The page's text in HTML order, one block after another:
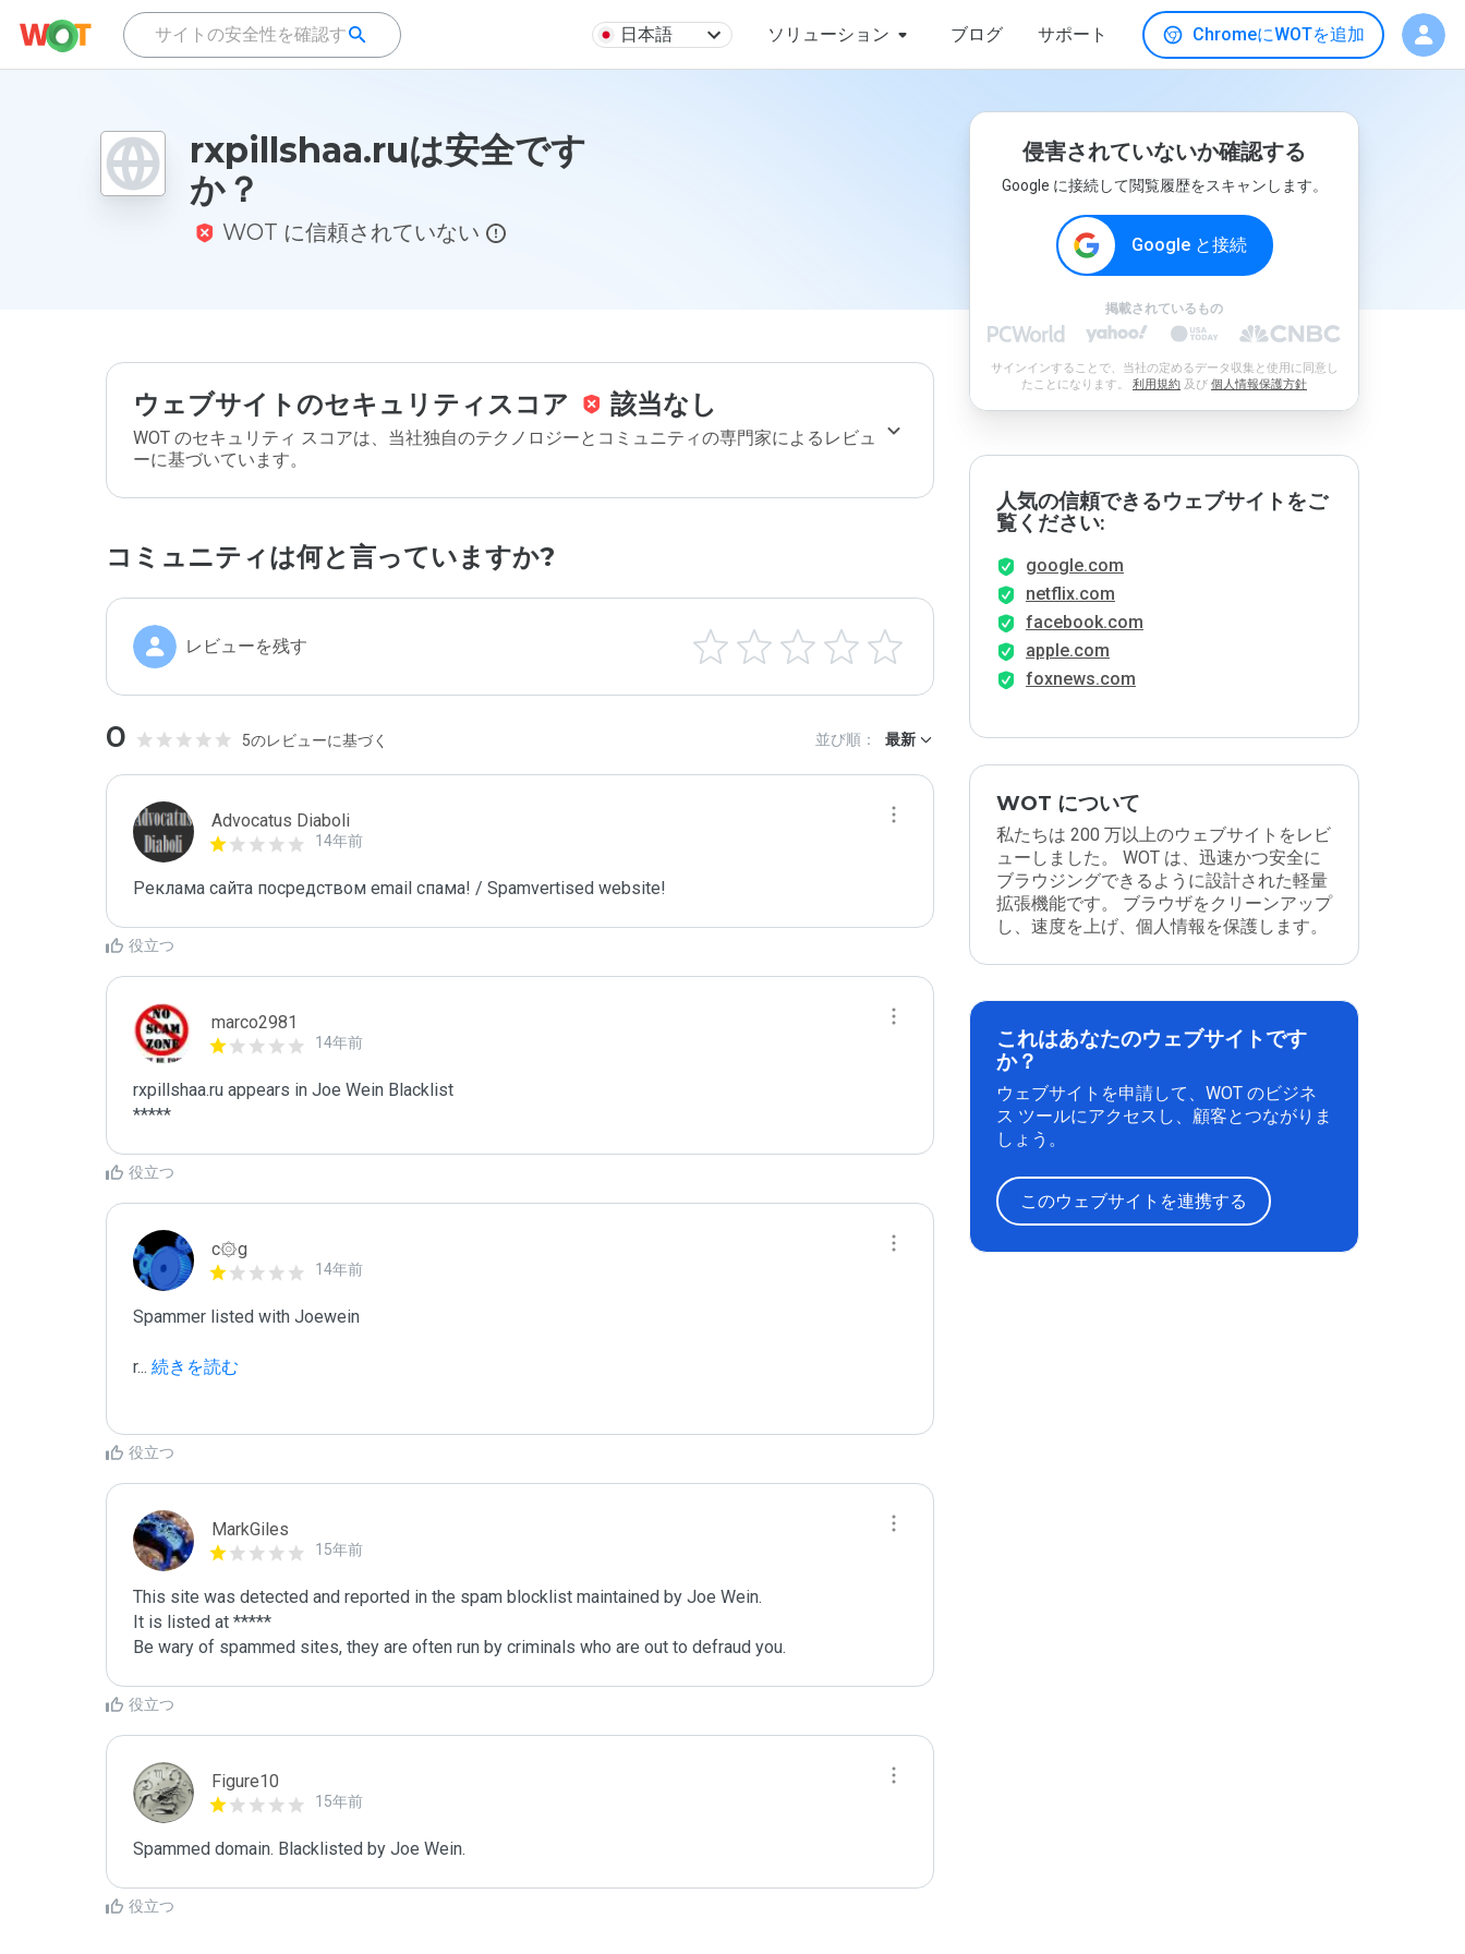
日本語 ソリューション ブログ サポート ChromeにWOTを追加
rxpillshaa.ruは安全です
か？
WOT に信頼されていない
ウェブサイトのセキュリティスコア 該当なし
WOT のセキュリティ スコアは、当社独自のテクノロジーとコミュニティの専門家によるレビュ
ーに基づいています。
コミュニティは何と言っていますか?
レビューを残す
0 5のレビューに基づく 並び順： 最新
Advocatus Diaboli
14年前
Реклама сайта посредством email спама! / Spamvertised website!
役立つ
marco2981
14年前
rxpillshaa.ru appears in Joe Wein Blacklist
*****
役立つ
c۞g
14年前
Spammer listed with Joewein
r... 続きを読む
役立つ
MarkGiles
15年前
This site was detected and reported in the spam blocklist maintained by Joe Wein.
It is listed at *****
Be wary of spammed sites, they are often run by criminals who are out to defraud you.
役立つ
Figure10
15年前
Spammed domain. Blacklisted by Joe Wein.
役立つ
侵害されていないか確認する
Google に接続して閲覧履歴をスキャンします。
Google と接続
掲載されているもの
サインインすることで、当社の定めるデータ収集と使用に同意し
たことになります。 利用規約 及び 個人情報保護方針
人気の信頼できるウェブサイトをご
覧ください:
google.com
netflix.com
facebook.com
apple.com
foxnews.com
WOT について
私たちは 200 万以上のウェブサイトをレビ
ューしました。 WOT は、迅速かつ安全に
ブラウジングできるように設計された軽量
拡張機能です。 ブラウザをクリーンアップ
し、速度を上げ、個人情報を保護します。
これはあなたのウェブサイトです
か？
ウェブサイトを申請して、WOT のビジネ
ス ツールにアクセスし、顧客とつながりま
しょう。
このウェブサイトを連携する